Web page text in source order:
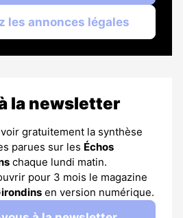
les annonces légales
la newsletter
gratuitement la synthèse
parues sur les Échos
chaque lundi matin.
pour 3 mois le magazine
en version numérique.